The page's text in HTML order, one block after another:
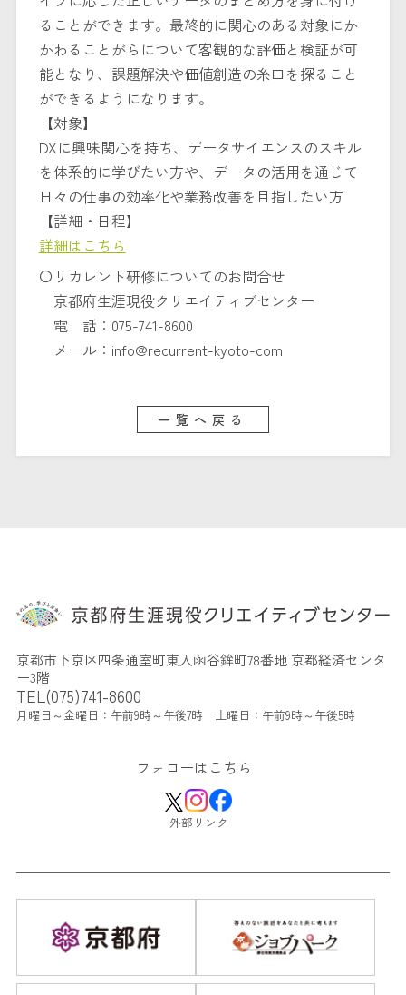
ることができます。最終的に関心のある対象にか
かわることがらについて客観的な評価と検証が可
能となり、課題解決や価値創造の糸口を探ること
ができるようになります。
【対象】
DXに興味関心を持ち、データサイエンスのスキル
を体系的に学びたい方や、データの活用を通じて
日々の仕事の効率化や業務改善を目指したい方
【詳細・日程】
詳細はこちら
〇リカレント研修についてのお問合せ
京都府生涯現役クリエイティブセンター
電 話：075-741-8600
メール：info@recurrent-kyoto-com
一覧へ戻る
京都市下京区四条通室町東入函谷鉾町78番地 京都経済センタ
ー3階
TEL(075)741-8600
月曜日～金曜日：午前9時～午後7時 土曜日：午前9時～午後5時
フォローはこちら
外部リンク